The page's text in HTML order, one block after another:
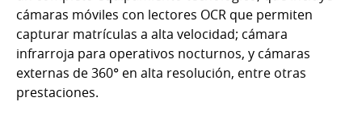
cámaras móviles con lectores OCR que permiten
capturar matrículas a alta velocidad; cámara
infrarroja para operativos nocturnos, y cámaras
externas de 360° en alta resolución, entre otras
prestaciones.